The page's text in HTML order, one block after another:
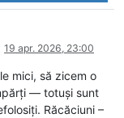
19 apr. 2026, 23:00
mici, să zicem o
— totuși sunt
Răcăciuni –